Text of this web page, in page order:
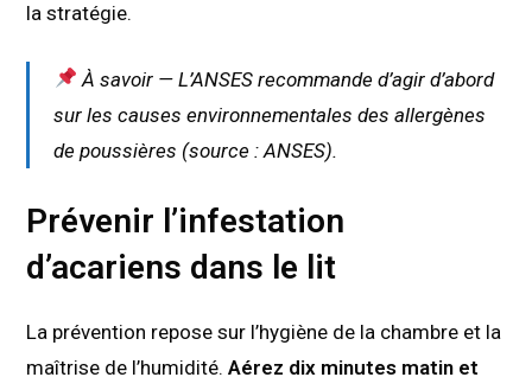
la stratégie.
À savoir — L’ANSES recommande d’agir d’abord
sur les causes environnementales des allergènes
de poussières (source : ANSES).
Prévenir l’infestation
d’acariens dans le lit
La prévention repose sur l’hygiène de la chambre et la
maîtrise de l’humidité.Aérez dix minutes matin et